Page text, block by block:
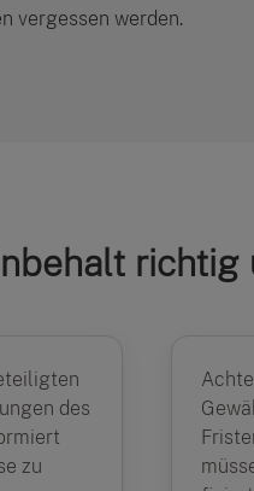
vergessen werden.
richtig
des
zu